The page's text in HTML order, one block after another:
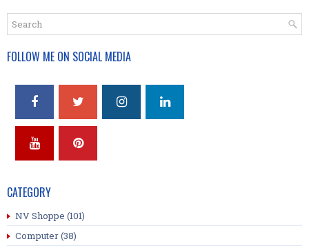
FOLLOW ME ON SOCIAL MEDIA
CATEGORY
NV Shoppe (101)
Computer(38)